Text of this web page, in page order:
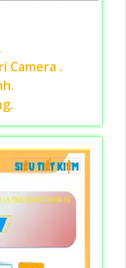
Camera .